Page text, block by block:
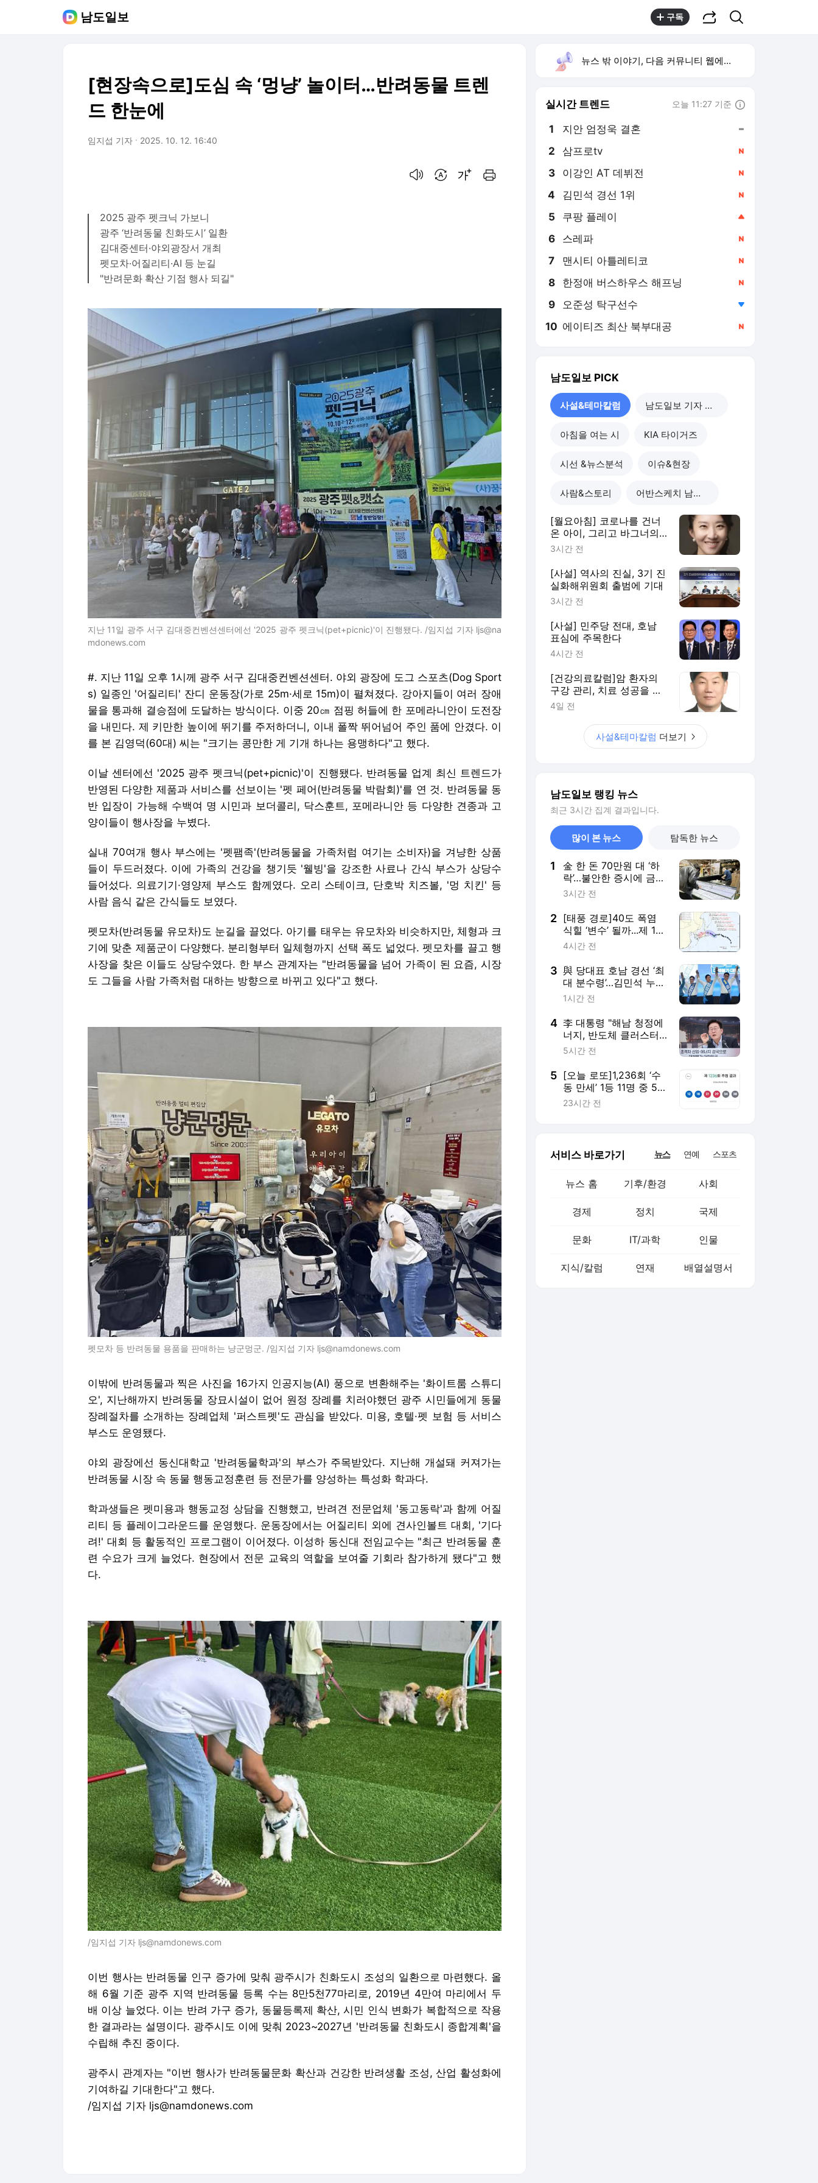
남도일보 구독
[현장속으로]도심 속 ‘멍냥’ 놀이터…반려동물 트렌
드 한눈에
임지섭 기자 2025. 10. 12. 16:40
2025 광주 펫크닉 가보니
광주 ‘반려동물 친화도시’ 일환
김대중센터·야외광장서 개최
펫모차·어질리티·AI 등 눈길
"반려문화 확산 기점 행사 되길"
지난 11일 광주 서구 김대중컨벤션센터에선 '2025 광주 펫크닉(pet+picnic)'이 진행됐다. /임지섭 기자 ljs@na
mdonews.com
#. 지난 11일 오후 1시께 광주 서구 김대중컨벤션센터. 야외 광장에 도그 스포츠(Dog Sport
s) 일종인 '어질리티' 잔디 운동장(가로 25m·세로 15m)이 펼쳐졌다. 강아지들이 여러 장애
물을 통과해 결승점에 도달하는 방식이다. 이중 20㎝ 점핑 허들에 한 포메라니안이 도전장
을 내민다. 제 키만한 높이에 뛰기를 주저하더니, 이내 폴짝 뛰어넘어 주인 품에 안겼다. 이
를 본 김영덕(60대) 씨는 "크기는 콩만한 게 기개 하나는 용맹하다"고 했다.
이날 센터에선 '2025 광주 펫크닉(pet+picnic)'이 진행됐다. 반려동물 업계 최신 트렌드가
반영된 다양한 제품과 서비스를 선보이는 '펫 페어(반려동물 박람회)'를 연 것. 반려동물 동
반 입장이 가능해 수백여 명 시민과 보더콜리, 닥스훈트, 포메라니안 등 다양한 견종과 고
양이들이 행사장을 누볐다.
실내 70여개 행사 부스에는 '펫팸족'(반려동물을 가족처럼 여기는 소비자)을 겨냥한 상품
들이 두드러졌다. 이에 가족의 건강을 챙기듯 '웰빙'을 강조한 사료나 간식 부스가 상당수
들어섰다. 의료기기·영양제 부스도 함께였다. 오리 스테이크, 단호박 치즈볼, '멍 치킨' 등
사람 음식 같은 간식들도 보였다.
펫모차(반려동물 유모차)도 눈길을 끌었다. 아기를 태우는 유모차와 비슷하지만, 체형과 크
기에 맞춘 제품군이 다양했다. 분리형부터 일체형까지 선택 폭도 넓었다. 펫모차를 끌고 행
사장을 찾은 이들도 상당수였다. 한 부스 관계자는 "반려동물을 넘어 가족이 된 요즘, 시장
도 그들을 사람 가족처럼 대하는 방향으로 바뀌고 있다"고 했다.
펫모차 등 반려동물 용품을 판매하는 냥군멍군. /임지섭 기자 ljs@namdonews.com
이밖에 반려동물과 찍은 사진을 16가지 인공지능(AI) 풍으로 변환해주는 '화이트룸 스튜디
오', 지난해까지 반려동물 장묘시설이 없어 원정 장례를 치러야했던 광주 시민들에게 동물
장례절차를 소개하는 장례업체 '퍼스트펫'도 관심을 받았다. 미용, 호텔·펫 보험 등 서비스
부스도 운영됐다.
야외 광장에선 동신대학교 '반려동물학과'의 부스가 주목받았다. 지난해 개설돼 커져가는
반려동물 시장 속 동물 행동교정훈련 등 전문가를 양성하는 특성화 학과다.
학과생들은 펫미용과 행동교정 상담을 진행했고, 반려견 전문업체 '동고동락'과 함께 어질
리티 등 플레이그라운드를 운영했다. 운동장에서는 어질리티 외에 견사인볼트 대회, '기다
려!' 대회 등 활동적인 프로그램이 이어졌다. 이성하 동신대 전임교수는 "최근 반려동물 훈
련 수요가 크게 늘었다. 현장에서 전문 교육의 역할을 보여줄 기회라 참가하게 됐다"고 했
다.
/임지섭 기자 ljs@namdonews.com
이번 행사는 반려동물 인구 증가에 맞춰 광주시가 친화도시 조성의 일환으로 마련했다. 올
해 6월 기준 광주 지역 반려동물 등록 수는 8만5천77마리로, 2019년 4만여 마리에서 두
배 이상 늘었다. 이는 반려 가구 증가, 동물등록제 확산, 시민 인식 변화가 복합적으로 작용
한 결과라는 설명이다. 광주시도 이에 맞춰 2023~2027년 '반려동물 친화도시 종합계획'을
수립해 추진 중이다.
광주시 관계자는 "이번 행사가 반려동물문화 확산과 건강한 반려생활 조성, 산업 활성화에
기여하길 기대한다"고 했다.
/임지섭 기자 ljs@namdonews.com
뉴스 밖 이야기, 다음 커뮤니티 웹에서 보기
실시간 트렌드 오늘 11:27 기준
1 지안 엄정욱 결혼
2 삼프로tv
3 이강인 AT 데뷔전
4 김민석 경선 1위
5 쿠팡 플레이
6 스레파
7 맨시티 아틀레티코
8 한정애 버스하우스 해프닝
9 오준성 탁구선수
10 에이티즈 최산 북부대공
남도일보 PICK
사설&테마칼럼 남도일보 기자 칼럼
아침을 여는 시 KIA 타이거즈
시선 &뉴스분석 이슈&현장
사람&스토리 어반스케치 남도의 풍경
[월요아침] 코로나를 건너
온 아이, 그리고 바그너의
‘지크프리트 목가’
3시간 전
[사설] 역사의 진실, 3기 진
실화해위원회 출범에 기대
3시간 전
[사설] 민주당 전대, 호남
표심에 주목한다
4시간 전
[건강의료칼럼]암 환자의
구강 관리, 치료 성공을 돕
는 또 하나의 치료
4일 전
사설&테마칼럼 더보기
남도일보 랭킹 뉴스
최근 3시간 집계 결과입니다.
많이 본 뉴스 탐독한 뉴스
1
金 한 돈 70만원 대 ‘하
락’…불안한 증시에 금은
방 다시 ‘북적’
3시간 전
2 [태풍 경로]40도 폭염
식힐 ‘변수’ 될까...제 15
호태풍 ‘찬홈’ 한반도 영
4시간 전
3 與 당대표 호남 경선 ‘최
대 분수령’…김민석 누적
1위 유지
1시간 전
4 李 대통령 "해남 청정에
너지, 반도체 클러스터
움직이는 힘"
5시간 전
5 [오늘 로또]1,236회 ‘수
동 만세’ 1등 11명 중 5명
당첨, 자동 당첨수와 같
23시간 전
서비스 바로가기 뉴스 연예 스포츠
뉴스 홈 기후/환경 사회
경제 정치 국제
문화 IT/과학 인물
지식/칼럼 연재 배열설명서